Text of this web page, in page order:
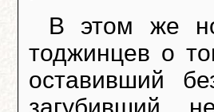
В этом же
тоджинцев о
оставивший